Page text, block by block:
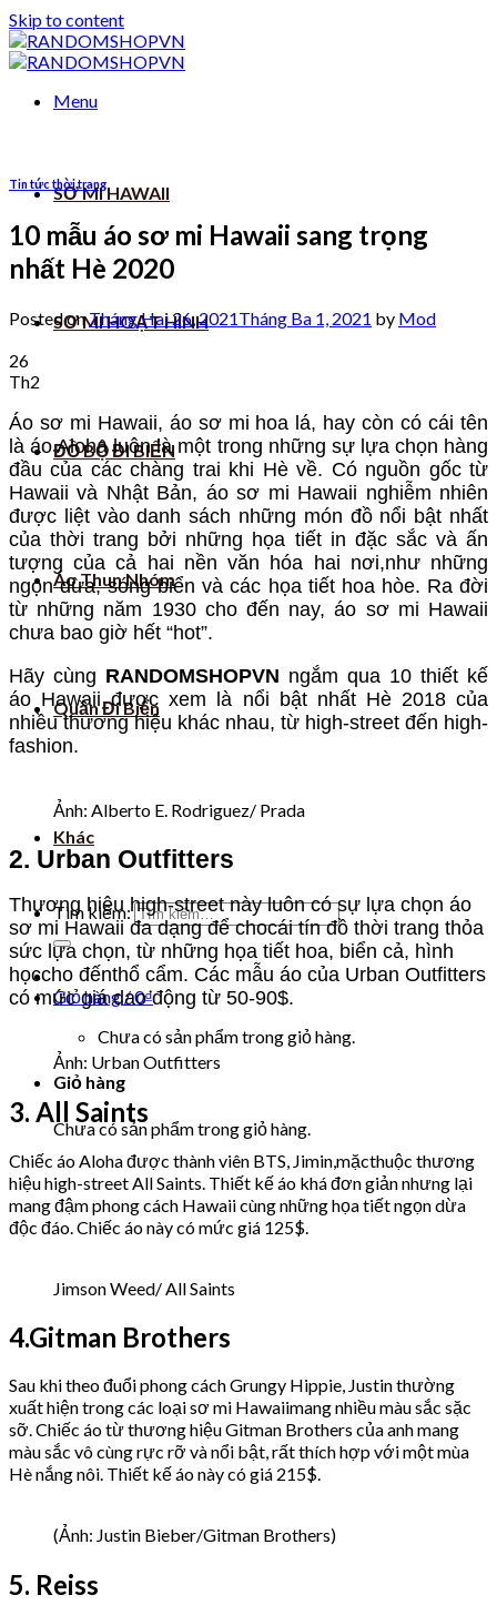
Skip to content
Menu
SƠ MI HAWAII
SƠ MI HOẠT HÌNH
ĐỒ BỘ ĐI BIỂN
Áo Thun Nhóm
Quần Đi Biển
Khác
Tìm kiếm:
Giỏ hàng /0₫
Chưa có sản phẩm trong giỏ hàng.
Giỏ hàng
Chưa có sản phẩm trong giỏ hàng.
Tin tức thời trang
10 mẫu áo sơ mi Hawaii sang trọng
nhất Hè 2020
Posted onTháng Hai 26, 2021Tháng Ba 1, 2021 by Mod
26
Th2
Áo sơ mi Hawaii, áo sơ mi hoa lá, hay còn có cái tên
là áo Aloha luôn là một trong những sự lựa chọn hàng
đầu của các chàng trai khi Hè về. Có nguồn gốc từ
Hawaii và Nhật Bản, áo sơ mi Hawaii nghiễm nhiên
được liệt vào danh sách những món đồ nổi bật nhất
của thời trang bởi những họa tiết in đặc sắc và ấn
tượng của cả hai nền văn hóa hai nơi,như những
ngọn dừa, sóng biển và các họa tiết hoa hòe. Ra đời
từ những năm 1930 cho đến nay, áo sơ mi Hawaii
chưa bao giờ hết “hot”.
Hãy cùng RANDOMSHOPVN ngắm qua 10 thiết kế
áo Hawaii được xem là nổi bật nhất Hè 2018 của
nhiều thương hiệu khác nhau, từ high-street đến high-
fashion.
Ảnh: Alberto E. Rodriguez/ Prada
2. Urban Outfitters
Thương hiệu high-street này luôn có sự lựa chọn áo
sơ mi Hawaii đa dạng để chocái tín đồ thời trang thỏa
sức lựa chọn, từ những họa tiết hoa, biển cả, hình
họccho đếnthổ cẩm. Các mẫu áo của Urban Outfitters
có mức giá dao động từ 50-90$.
Ảnh: Urban Outfitters
3. All Saints
Chiếc áo Aloha được thành viên BTS, Jimin,mặcthuộc thương
hiệu high-street All Saints. Thiết kế áo khá đơn giản nhưng lại
mang đậm phong cách Hawaii cùng những họa tiết ngọn dừa
độc đáo. Chiếc áo này có mức giá 125$.
Jimson Weed/ All Saints
4.Gitman Brothers
Sau khi theo đuổi phong cách Grungy Hippie, Justin thường
xuất hiện trong các loại sơ mi Hawaiimang nhiều màu sắc sặc
sỡ. Chiếc áo từ thương hiệu Gitman Brothers của anh mang
màu sắc vô cùng rực rỡ và nổi bật, rất thích hợp với một mùa
Hè nắng nôi. Thiết kế áo này có giá 215$.
(Ảnh: Justin Bieber/Gitman Brothers)
5. Reiss